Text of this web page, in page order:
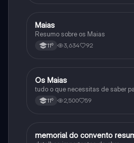
Português
Maias
Resumo sobre os Maias
11º 3,634 92
Português
Os Maias
tudo o que necessitas de saber
11º 2,500 59
Português
memorial do convento